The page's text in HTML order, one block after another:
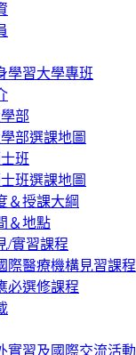
學習大學專班
部
部選課地圖
班
班選課地圖
＆授課大綱
＆地點
/實習課程
際醫療機構見習課程
必選修課程
實習及國際交流活動